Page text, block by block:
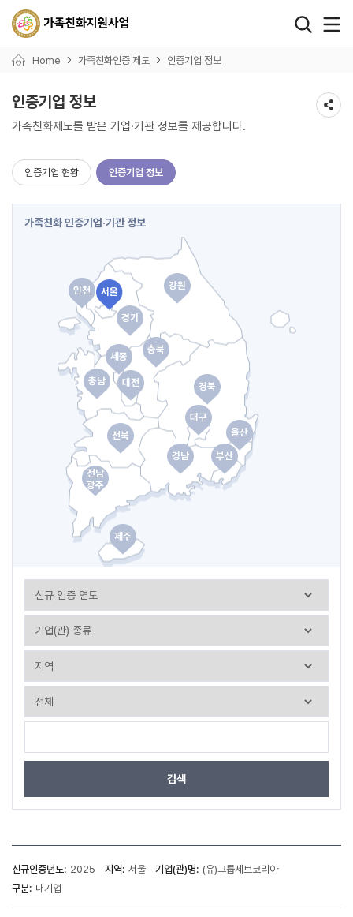
Home 가족친화인증 제도 인증기업 정보
인증기업 정보
가족친화제도를 받은 기업·기관 정보를 제공합니다.
인증기업 현황 인증기업 정보
가족친화 인증기업·기관 정보
인천 서울
경기
강원
세종
충북
충남 대전 경북
대구
전북
경남
부산
울산
전남
광주
제주
검색
신규인증년도: 2025 지역: 서울 기업(관)명: (유)그룹세브코리아
구분: 대기업